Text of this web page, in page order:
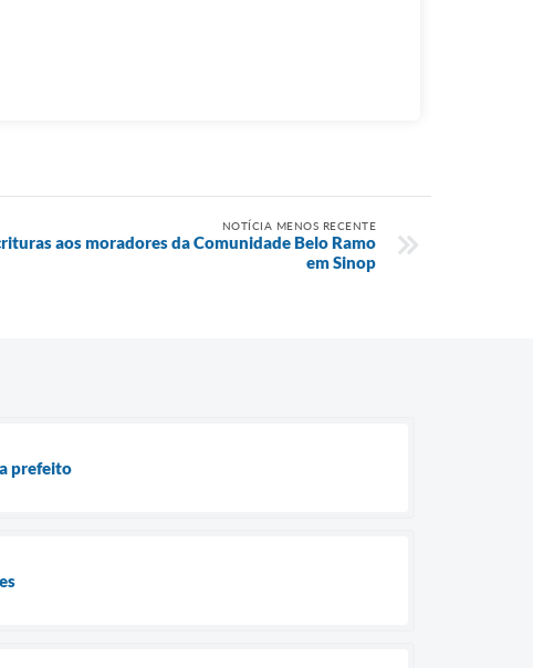
NOTÍCIA MENOS RECENTE
aos moradores da Comunidade Belo Ramo
em Sinop
prefeito